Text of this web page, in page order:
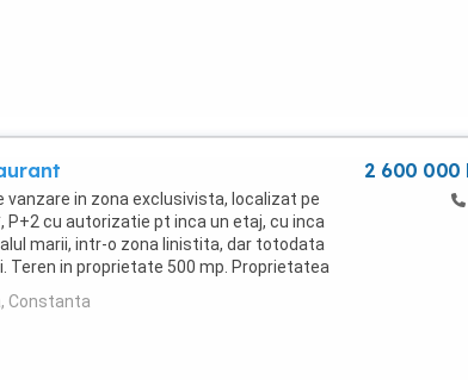
...
vanzare in zona exclusivista, localizat pe
P+2 cu autorizatie pt inca un etaj, cu inca
marii, intr-o zona linistita, dar totodata
Teren in proprietate 500 mp. Proprietatea
Constanta
2 600 000